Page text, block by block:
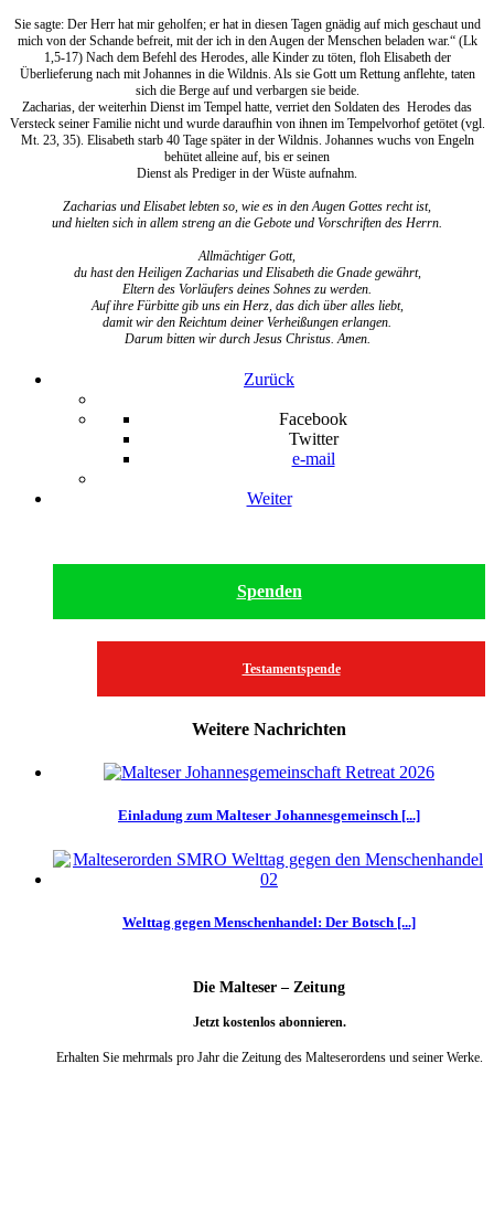
Sie sagte: Der Herr hat mir geholfen; er hat in diesen Tagen gnädig auf mich geschaut und
mich von der Schande befreit, mit der ich in den Augen der Menschen beladen war.“ (Lk
1,5-17) Nach dem Befehl des Herodes, alle Kinder zu töten, floh Elisabeth der
Überlieferung nach mit Johannes in die Wildnis. Als sie Gott um Rettung anflehte, taten
sich die Berge auf und verbargen sie beide.
Zacharias, der weiterhin Dienst im Tempel hatte, verriet den Soldaten des Herodes das
Versteck seiner Familie nicht und wurde daraufhin von ihnen im Tempelvorhof getötet (vgl.
Mt. 23, 35). Elisabeth starb 40 Tage später in der Wildnis. Johannes wuchs von Engeln
behütet alleine auf, bis er seinen
Dienst als Prediger in der Wüste aufnahm.
Zacharias und Elisabet lebten so, wie es in den Augen Gottes recht ist,
und hielten sich in allem streng an die Gebote und Vorschriften des Herrn.
Allmächtiger Gott,
du hast den Heiligen Zacharias und Elisabeth die Gnade gewährt,
Eltern des Vorläufers deines Sohnes zu werden.
Auf ihre Fürbitte gib uns ein Herz, das dich über alles liebt,
damit wir den Reichtum deiner Verheißungen erlangen.
Darum bitten wir durch Jesus Christus. Amen.
Zurück
Facebook
Twitter
e-mail
Weiter
Spenden
Testamentspende
Weitere Nachrichten
Einladung zum Malteser Johannesgemeinsch [...]
Welttag gegen Menschenhandel: Der Botsch [...]
Die Malteser – Zeitung
Jetzt kostenlos abonnieren.
Erhalten Sie mehrmals pro Jahr die Zeitung des Malteserordens und seiner Werke.